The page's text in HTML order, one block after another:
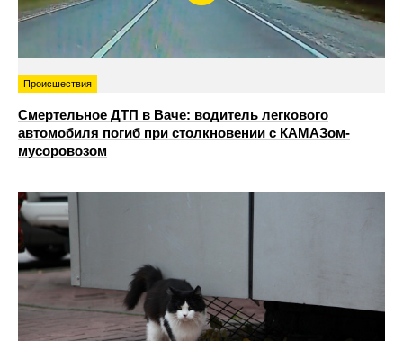
Происшествия
Смертельное ДТП в Ваче: водитель легкового
автомобиля погиб при столкновении с КАМАЗом-
мусоровозом